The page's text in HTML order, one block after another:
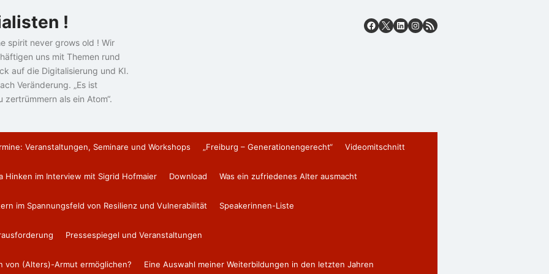
!
spirit never grows old ! Wir
uns mit Themen rund
auf die Digitalisierung und KI.
Veränderung. „Es ist
als ein Atom“.
Veranstaltungen, Seminare und Workshops „Freiburg – Generationengerecht“ Videomitschnitt
Hinken im Interview mit Sigrid Hofmaier Download Was ein zufriedenes Alter ausmacht
im Spannungsfeld von Resilienz und Vulnerabilität Speakerinnen-Liste
Pressespiegel und Veranstaltungen
von (Alters)-Armut ermöglichen? Eine Auswahl meiner Weiterbildungen in den letzten Jahren